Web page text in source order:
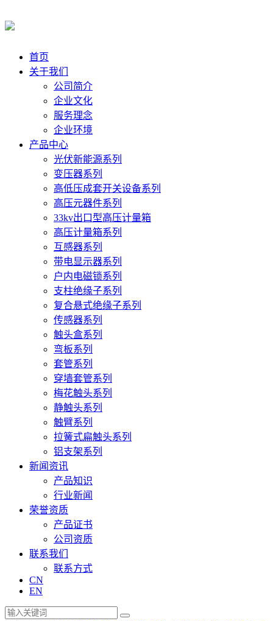
首页
关于我们
公司简介
企业文化
服务理念
企业环境
产品中心
光伏新能源系列
变压器系列
高低压成套开关设备系列
高压元器件系列
33kv出口型高压计量箱
高压计量箱系列
互感器系列
带电显示器系列
户内电磁锁系列
支柱绝缘子系列
复合悬式绝缘子系列
传感器系列
触头盒系列
弯板系列
套管系列
穿墙套管系列
梅花触头系列
静触头系列
触臂系列
拉簧式扁触头系列
铝支架系列
新闻资讯
产品知识
行业新闻
荣誉资质
产品证书
公司资质
联系我们
联系方式
CN
EN